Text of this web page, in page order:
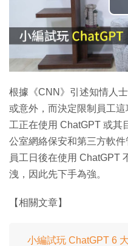
根據《CNN》引述知情人
或意外，而決定限制員工
工正在使用 ChatGPT 或其
公室網絡保安和第三方軟
員工日後在使用 ChatGPT
洩，因此先下手為強。
【相關文章】
小編試玩 ChatGPT 6